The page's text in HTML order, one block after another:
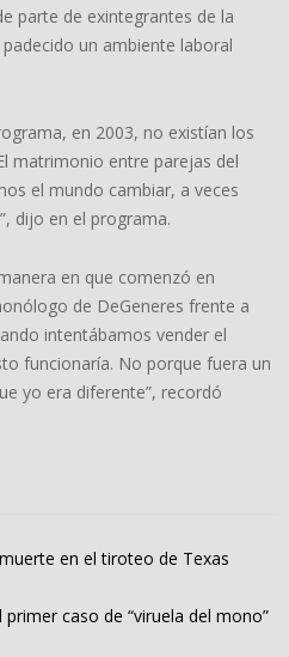
parte de exintegrantes de la
un ambiente laboral
en 2003, no existían los
matrimonio entre parejas del
el mundo cambiar, a veces
dijo en el programa.
en que comenzó en
de DeGeneres frente a
intentábamos vender el
funcionaría. No porque fuera un
yo era diferente”, recordó
en el tiroteo de Texas
caso de “viruela del mono”